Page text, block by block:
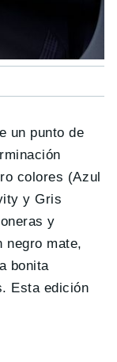
un punto de
colores (Azul
y Gris
y
negro mate,
bonita
Esta edición